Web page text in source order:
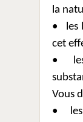
la
•
les
cet
•
Vous
•